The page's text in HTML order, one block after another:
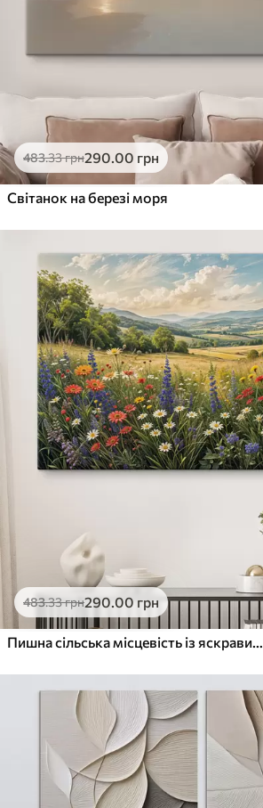
483.33грн290.00 грн
Світанок на березі моря
483.33грн290.00 грн
Пишна сільська місцевість із яскравим лугом диких квітів, наповненим різнокольоровими квітами під хмарним небом